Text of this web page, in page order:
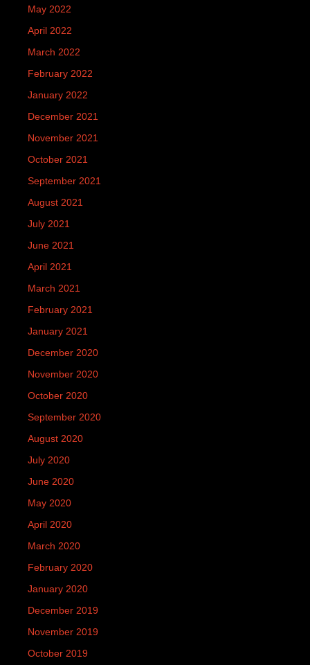
May 2022
April 2022
March 2022
February 2022
January 2022
December 2021
November 2021
October 2021
September 2021
August 2021
July 2021
June 2021
April 2021
March 2021
February 2021
January 2021
December 2020
November 2020
October 2020
September 2020
August 2020
July 2020
June 2020
May 2020
April 2020
March 2020
February 2020
January 2020
December 2019
November 2019
October 2019